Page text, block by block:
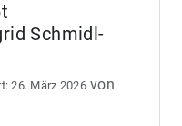
Schmidl-
26. März 2026von